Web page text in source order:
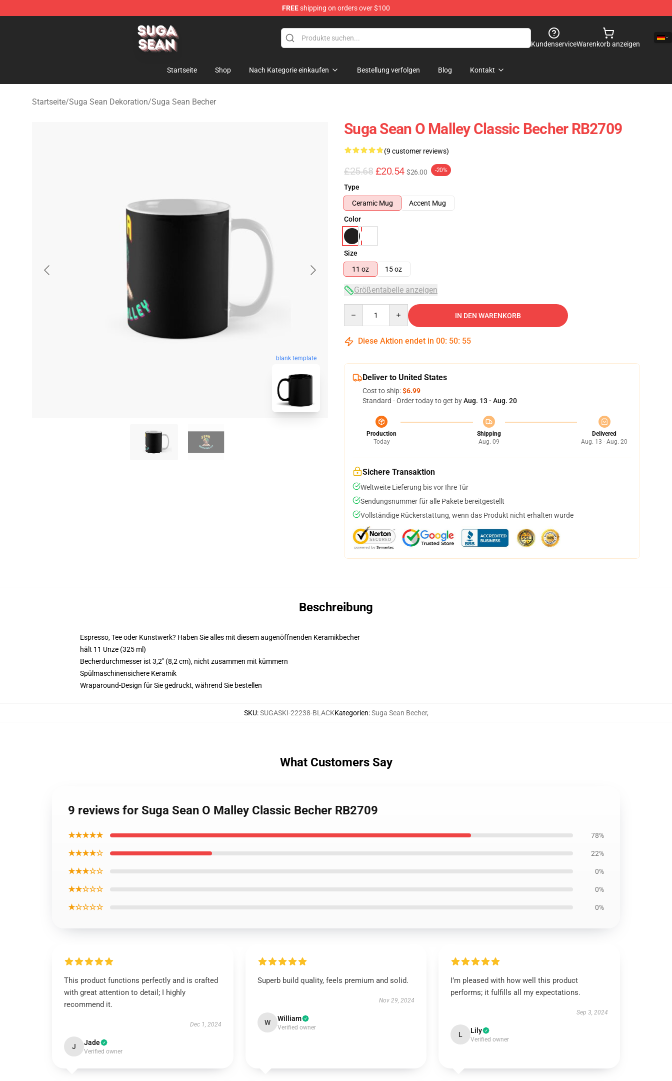
FREEshipping on orders over $100
Suga Sean Shop - Official Suga Sean Merchandise Store
KundenserviceWarenkorb anzeigen
Startseite Shop Nach Kategorie einkaufen Bestellung verfolgen Blog Kontakt
Startseite/Suga Sean Dekoration/Suga Sean Becher
blank template
Suga Sean O Malley Classic Becher RB2709
(9 customer reviews)
£25.68 £20.54 $26.00 -20%
Type
Ceramic Mug
Accent Mug
Color
Size
11 oz
15 oz
Größentabelle anzeigen
IN DEN WARENKORB
Diese Aktion endet in 00: 50: 54
Deliver to United States
Cost to ship:$6.99
Standard - Order today to get byAug. 13 - Aug. 20
Production
Today
Shipping
Aug. 09
Delivered
Aug. 13 - Aug. 20
Sichere Transaktion
Weltweite Lieferung bis vor Ihre Tür
Sendungsnummer für alle Pakete bereitgestellt
Vollständige Rückerstattung, wenn das Produkt nicht erhalten wurde
Beschreibung
Espresso, Tee oder Kunstwerk? Haben Sie alles mit diesem augenöffnenden Keramikbecher
hält 11 Unze (325 ml)
Becherdurchmesser ist 3,2" (8,2 cm), nicht zusammen mit kümmern
Spülmaschinensichere Keramik
Wraparound-Design für Sie gedruckt, während Sie bestellen
SKU:SUGASKI-22238-BLACKKategorien:Suga Sean Becher,
What Customers Say
9 reviews for Suga Sean O Malley Classic Becher RB2709
★★★★★ 78%
★★★★☆ 22%
★★★☆☆ 0%
★★☆☆☆ 0%
★☆☆☆☆ 0%
This product functions perfectly and is crafted
with great attention to detail; I highly
recommend it.
Dec 1, 2024
J Jade
Verified owner
Superb build quality, feels premium and solid.
Nov 29, 2024
W William
Verified owner
I’m pleased with how well this product
performs; it fulfills all my expectations.
Sep 3, 2024
L Lily
Verified owner